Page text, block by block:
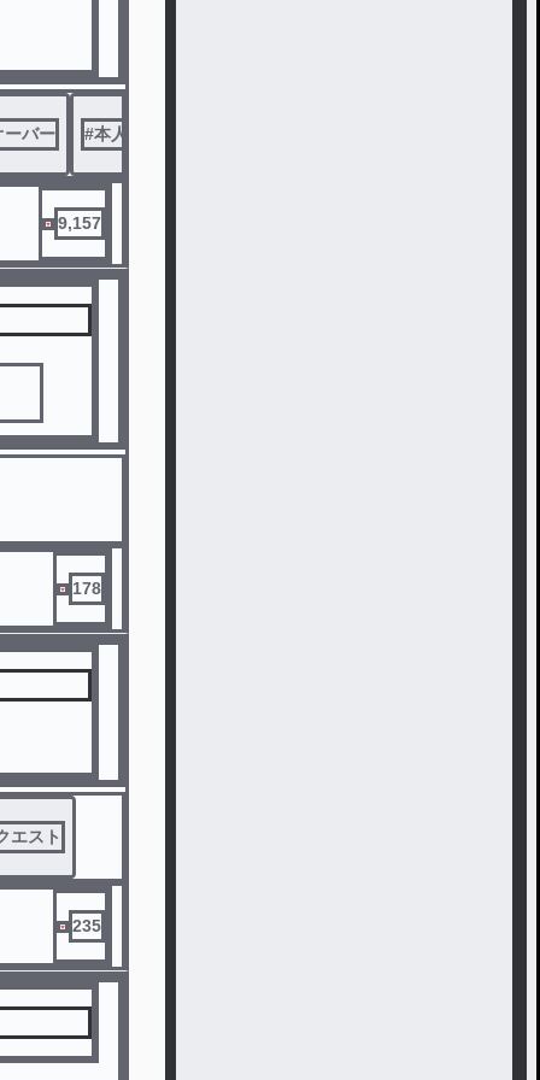
ーバー #本人には関係なし！
9,157
。
178
エスト
235